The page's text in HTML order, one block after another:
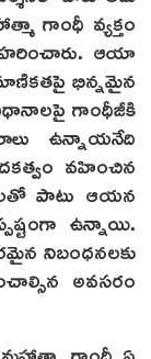
గాంధీ వ్యక్తం
ఆయా
భిన్నమైన
గాంధీజీకి
ఉన్నాయనేది
వహించిన
పాటు ఆయన
ఉన్నాయి.
నిబంధనలకు
అవసరం